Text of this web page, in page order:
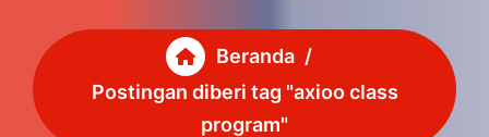
Beranda /
Postingan diberi tag "axioo class
program"